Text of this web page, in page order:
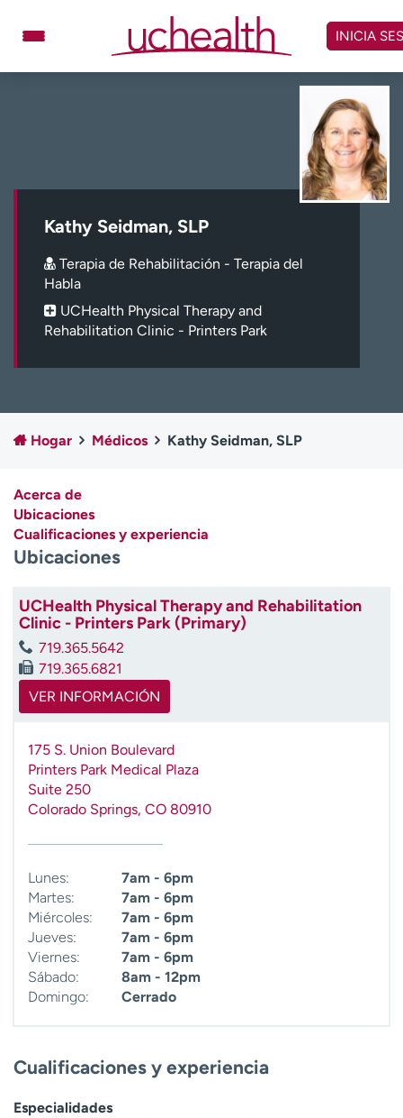
contenido
Facturación y precios
Carreras
Inicie sesión en My Health Connection
Ready. Set. CO.
Ensayos clínicos
Empleados
Profesionales
comunicación
Contáctenos
A
ú
d
a
m
e
INICIA
Kathy Seidman, SLP
Terapia de Rehabilitación - Terapia del
Habla
UCHealth Physical Therapy and
Rehabilitation Clinic - Printers Park
Hogar Médicos Kathy Seidman, SLP
Acerca de
Ubicaciones
Cualificaciones y experiencia
Ubicaciones
UCHealth Physical Therapy and Rehabilitation
Clinic - Printers Park (Primary)
719.365.5642
719.365.6821
VER INFORMACIÓN
175 S. Union Boulevard
Printers Park Medical Plaza
Suite 250
Colorado Springs, CO 80910
Lunes:
7am - 6pm
Martes:
7am - 6pm
Miércoles:
7am - 6pm
Jueves:
7am - 6pm
Viernes:
7am - 6pm
Sábado:
8am - 12pm
Domingo:
Cerrado
Cualificaciones y experiencia
Especialidades